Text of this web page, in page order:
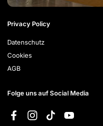
Privacy Policy
Datenschutz
Cookies
AGB
Folge uns auf Social Media
FacebookInstagramTikTokYouTube